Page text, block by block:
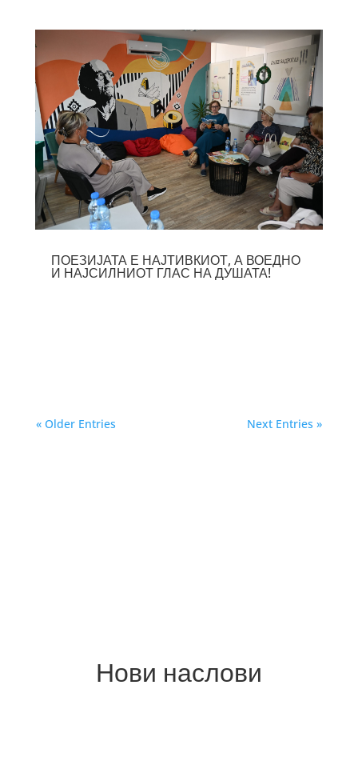
ПОЕЗИЈАТА Е НАЈТИВКИОТ, А ВОЕДНО
И НАЈСИЛНИОТ ГЛАС НА ДУШАТА!
« Older Entries Next Entries »
Нови наслови